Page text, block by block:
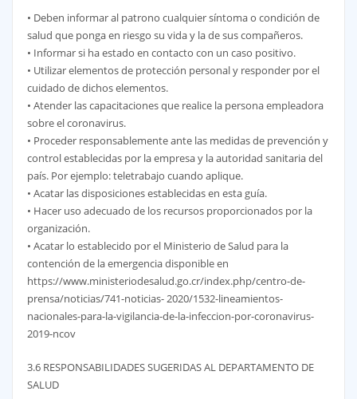
• Deben informar al patrono cualquier síntoma o condición de
salud que ponga en riesgo su vida y la de sus compañeros.
• Informar si ha estado en contacto con un caso positivo.
• Utilizar elementos de protección personal y responder por el
cuidado de dichos elementos.
• Atender las capacitaciones que realice la persona empleadora
sobre el coronavirus.
• Proceder responsablemente ante las medidas de prevención y
control establecidas por la empresa y la autoridad sanitaria del
país. Por ejemplo: teletrabajo cuando aplique.
• Acatar las disposiciones establecidas en esta guía.
• Hacer uso adecuado de los recursos proporcionados por la
organización.
• Acatar lo establecido por el Ministerio de Salud para la
contención de la emergencia disponible en
https://www.ministeriodesalud.go.cr/index.php/centro-de-
prensa/noticias/741-noticias- 2020/1532-lineamientos-
nacionales-para-la-vigilancia-de-la-infeccion-por-coronavirus-
2019-ncov
3.6 RESPONSABILIDADES SUGERIDAS AL DEPARTAMENTO DE
SALUD